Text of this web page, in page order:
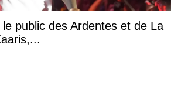
public des Ardentes et de La